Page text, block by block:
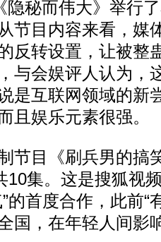
秘而伟大》举行了
节目内容来看，媒
反转设置，让被整
与会娱评人认为，
是互联网领域的新
且娱乐元素很强。
目《刷兵男的搞
10集。这是搜狐视
的首度合作，此前“
国，在年轻人间影